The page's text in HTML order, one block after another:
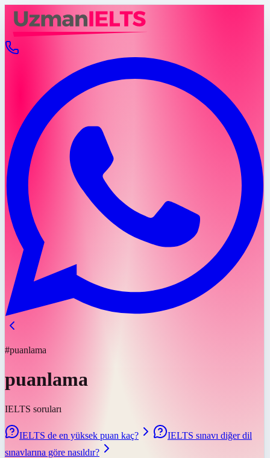
#puanlama
puanlama
IELTS soruları
IELTS de en yüksek puan kaç?
IELTS sınavı diğer dil
sınavlarına göre nasıldır?